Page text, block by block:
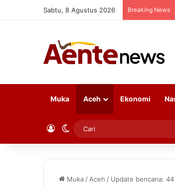
Sabtu, 8 Agustus 2026 Breaking News
Muka Aceh Ekonomi
Log InSwitch skin
Muka / Aceh / Update bencana: